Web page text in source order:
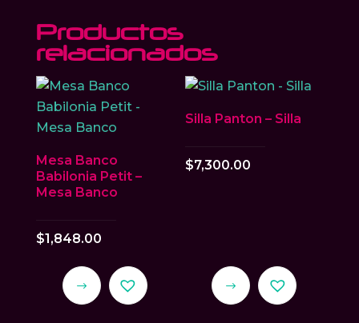
Productos
relacionados
Mesa Banco
Babilonia Petit –
Mesa Banco
$1,848.00
Este
producto
Silla Panton – Silla
$7,300.00
Este
producto